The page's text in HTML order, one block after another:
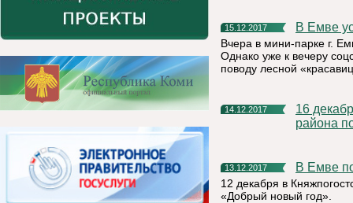
15.12.2017 В Емве
Вчера в мини-парке г.
Однако уже к вечеру
поводу лесной
14.12.2017
16 декабря состоится открытый турнир Княжпогостского
района
13.12.2017 В Емве
12 декабря в
«Добрый новый год».